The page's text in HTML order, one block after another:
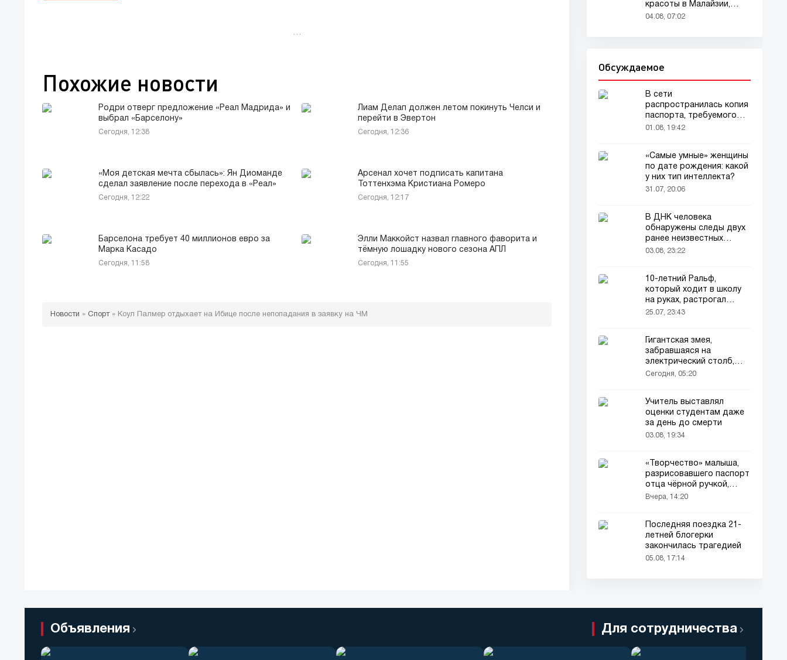
…
Похожие новости
Родри отверг предложение «Реал Мадрида» и
выбрал «Барселону»
Сегодня, 12:38
Лиам Делап должен летом покинуть Челси и
перейти в Эвертон
Сегодня, 12:36
«Моя детская мечта сбылась»: Ян Диоманде
сделал заявление после перехода в «Реал»
Сегодня, 12:22
Арсенал хочет подписать капитана
Тоттенхэма Кристиана Ромеро
Сегодня, 12:17
Барселона требует 40 миллионов евро за
Марка Касадо
Сегодня, 11:58
Элли Маккойст назвал главного фаворита и
тёмную лошадку нового сезона АПЛ
Сегодня, 11:55
Новости » Спорт» Коул Палмер отдыхает на Ибице после непопадания в заявку на ЧМ
красоты в Малайзии,
привлекла внимание
04.08, 07:02
Обсуждаемое
В сети
распространилась копия
паспорта, требуемого
для домашних животных
01.08, 19:42
«Самые умные» женщины
по дате рождения: какой
у них тип интеллекта?
31.07, 20:06
В ДНК человека
обнаружены следы двух
ранее неизвестных
предков
03.08, 23:22
10-летний Ральф,
который ходит в школу
на руках, растрогал
пользователей соцсетей
25.07, 23:43
Гигантская змея,
забравшаяся на
электрический столб,
погибла от удара током
Сегодня, 05:20
Учитель выставлял
оценки студентам даже
за день до смерти
03.08, 19:34
«Творчество» малыша,
разрисовавшего паспорт
отца чёрной ручкой,
привлекло всеобщее
Вчера, 14:20
Последняя поездка 21-
летней блогерки
закончилась трагедией
05.08, 17:14
Объявления Для сотрудничества